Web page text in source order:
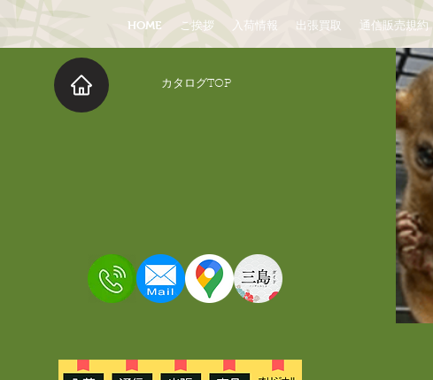
HOME ご挨拶 入荷情報 出張買取 通信販売規約
​カタログTOP